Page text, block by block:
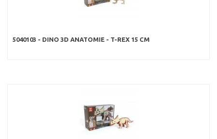
5040103 - DINO 3D ANATOMIE - T-REX 15 CM